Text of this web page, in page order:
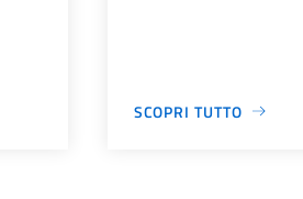
SCOPRI TUTTO